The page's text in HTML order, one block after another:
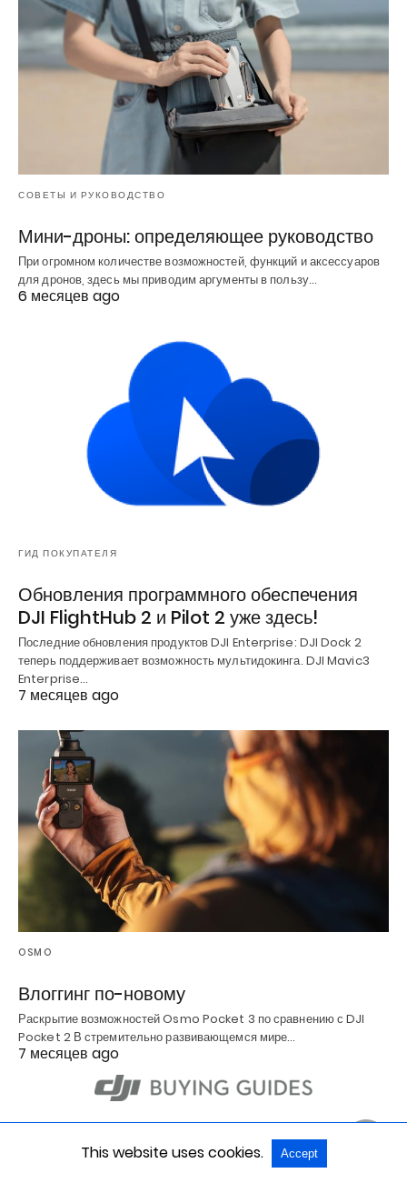
СОВЕТЫ И РУКОВОДСТВО
Мини-дроны: определяющее руководство
При огромном количестве возможностей, функций и аксессуаров
для дронов, здесь мы приводим аргументы в пользу…
6 месяцев ago
ГИД ПОКУПАТЕЛЯ
Обновления программного обеспечения
DJI FlightHub 2 и Pilot 2 уже здесь!
Последние обновления продуктов DJI Enterprise: DJI Dock 2
теперь поддерживает возможность мультидокинга. DJI Mavic3
Enterprise…
7 месяцев ago
OSMO
Влоггинг по-новому
Раскрытие возможностей Osmo Pocket 3 по сравнению с DJI
Pocket 2 В стремительно развивающемся мире…
7 месяцев ago
This website uses cookies. Accept